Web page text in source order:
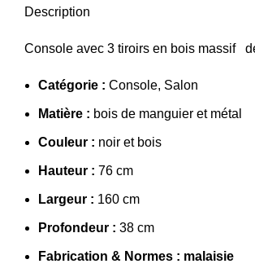
Description
Console avec 3 tiroirs en bois massif
Catégorie : Console, Salon
Matière : bois de manguier et métal
Couleur : noir et bois
Hauteur : 76 cm
Largeur : 160 cm
Profondeur : 38 cm
Fabrication & Normes : malaisie